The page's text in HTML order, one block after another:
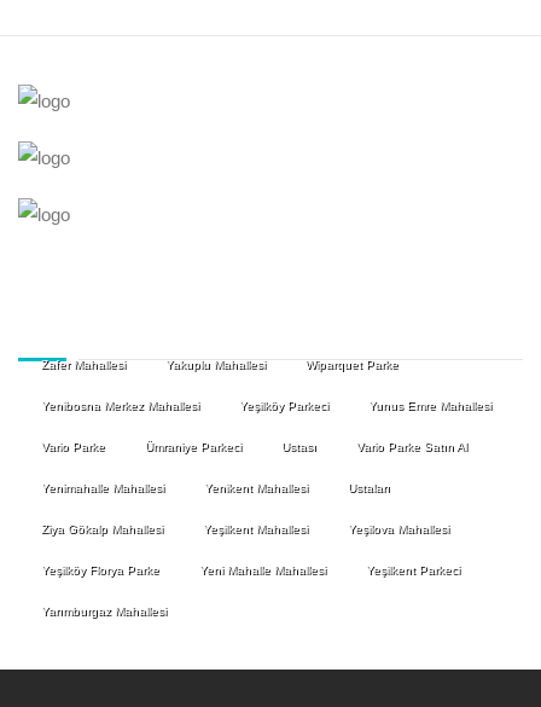
Zafer Mahallesi Yakuplu Mahallesi Wiparquet Parke
Yenibosna Merkez Mahallesi Yeşilköy Parkeci Yunus Emre Mahallesi
Vario Parke Ümraniye Parkeci Ustası Vario Parke Satın Al
Yenimahalle Mahallesi Yenikent Mahallesi Ustaları
Ziya Gökalp Mahallesi Yeşilkent Mahallesi Yeşilova Mahallesi
Yeşilköy Florya Parke Yeni Mahalle Mahallesi Yeşilkent Parkeci
Yarımburgaz Mahallesi